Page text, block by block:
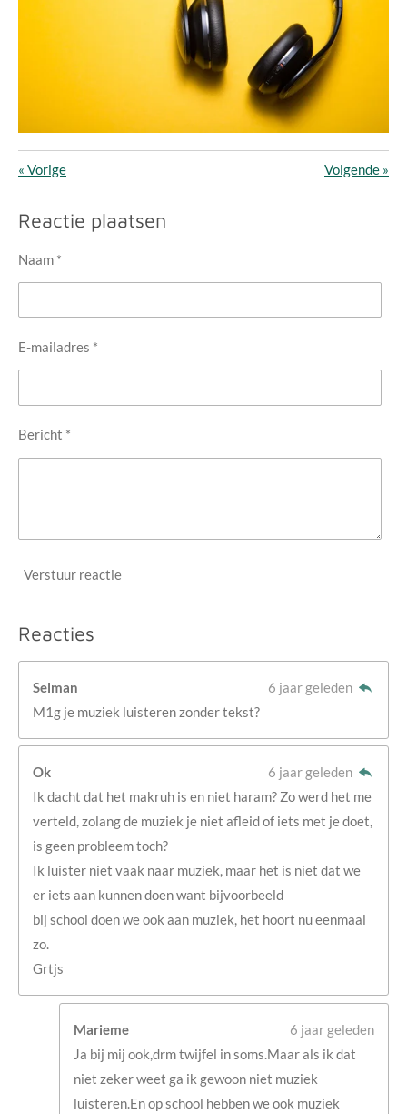
« Vorige Volgende »
Reactie plaatsen
Naam *
E-mailadres *
Bericht *
Verstuur reactie
Reacties
Selman
6 jaar geleden
M1g je muziek luisteren zonder tekst?
Ok
6 jaar geleden
Ik dacht dat het makruh is en niet haram? Zo werd het me
verteld, zolang de muziek je niet afleid of iets met je doet,
is geen probleem toch?
Ik luister niet vaak naar muziek, maar het is niet dat we
er iets aan kunnen doen want bijvoorbeeld
bij school doen we ook aan muziek, het hoort nu eenmaal
zo.
Grtjs
Marieme
6 jaar geleden
Ja bij mij ook,drm twijfel in soms.Maar als ik dat
niet zeker weet ga ik gewoon niet muziek
luisteren.En op school hebben we ook muziek